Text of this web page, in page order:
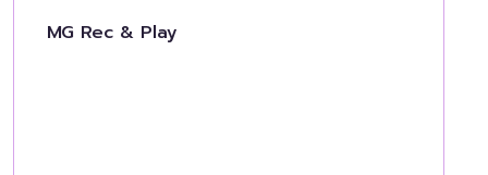
MG Rec & Play